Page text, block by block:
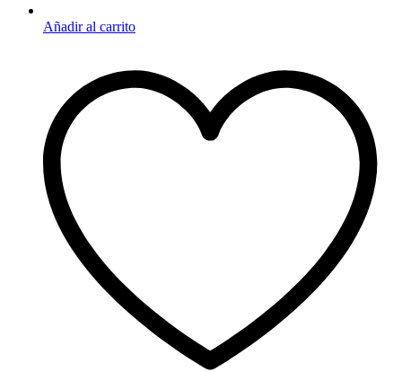
Añadir al carrito